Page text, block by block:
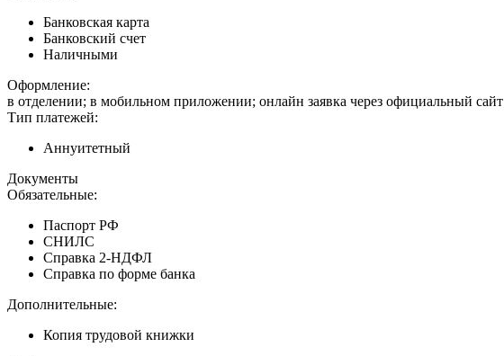
Банковская карта
Банковский счет
Наличными
Оформление:
в отделении; в мобильном приложении; онлайн заявка через официальный сайт
Тип платежей:
Аннуитетный
Документы
Обязательные:
Паспорт РФ
СНИЛС
Справка 2-НДФЛ
Справка по форме банка
Дополнительные:
Копия трудовой книжки